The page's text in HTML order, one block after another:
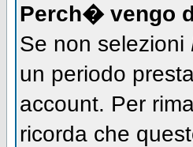
Perch� vengo
Se non selezioni
un periodo
account. Per
ricorda che